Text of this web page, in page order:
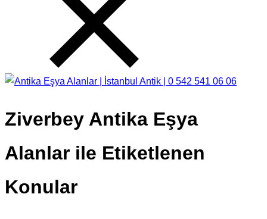
Ziverbey Antika Eşya
Alanlar ile Etiketlenen
Konular